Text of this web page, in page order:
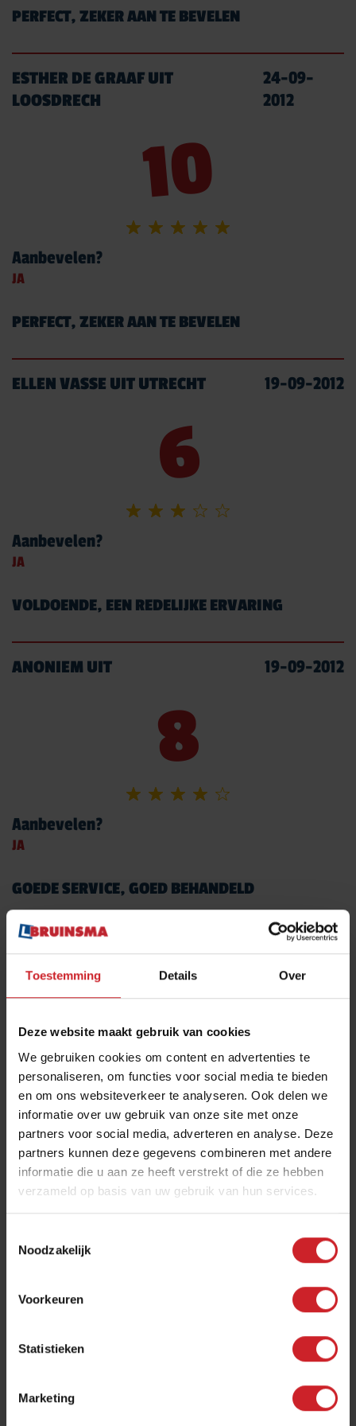
Toestemming Details Over
Deze website maakt gebruik van cookies
We gebruiken cookies om content en advertenties te
personaliseren, om functies voor social media te bieden
en om ons websiteverkeer te analyseren. Ook delen we
informatie over uw gebruik van onze site met onze
partners voor social media, adverteren en analyse. Deze
partners kunnen deze gegevens combineren met andere
informatie die u aan ze heeft verstrekt of die ze hebben
verzameld op basis van uw gebruik van hun services.
Noodzakelijk
Voorkeuren
Statistieken
Marketing
PERFECT, ZEKER AAN TE BEVELEN
ESTHER DE GRAAF UIT
LOOSDRECH
24-09-
2012
10
Aanbevelen?
JA
PERFECT, ZEKER AAN TE BEVELEN
ELLEN VASSE UIT UTRECHT 19-09-2012
6
Aanbevelen?
JA
VOLDOENDE, EEN REDELIJKE ERVARING
ANONIEM UIT 19-09-2012
8
Aanbevelen?
JA
GOEDE SERVICE, GOED BEHANDELD
EVA KWAKMAN UIT UTRECHT 19-09-2012
6
Aanbevelen?
JA
VOLDOENDE, EEN REDELIJKE ERVARING
19-09-2012
Aanbevelen?